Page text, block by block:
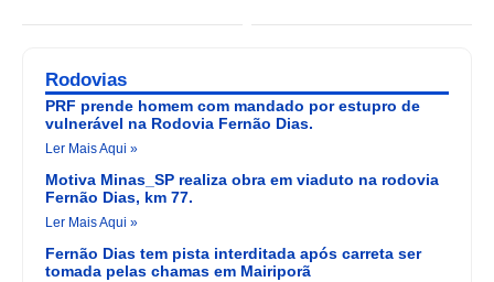
Rodovias
PRF prende homem com mandado por estupro de
vulnerável na Rodovia Fernão Dias.
Ler Mais Aqui »
Motiva Minas_SP realiza obra em viaduto na rodovia
Fernão Dias, km 77.
Ler Mais Aqui »
Fernão Dias tem pista interditada após carreta ser
tomada pelas chamas em Mairiporã